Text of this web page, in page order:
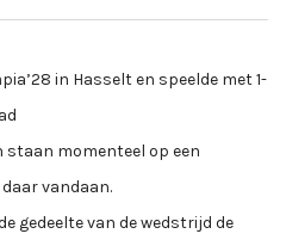
in Hasselt en speelde met 1-
staan momenteel op een
vandaan.
gedeelte van de wedstrijd de